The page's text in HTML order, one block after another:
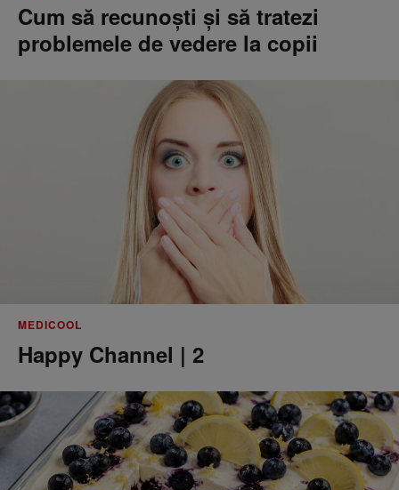
Cum să recunoști și să tratezi
problemele de vedere la copii
MEDICOOL
Happy Channel | 2